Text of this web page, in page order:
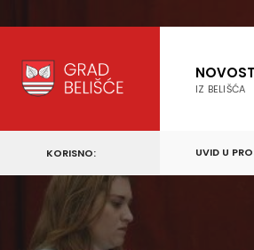
content
IZ BELIŠĆA
KORISNO: UVID U